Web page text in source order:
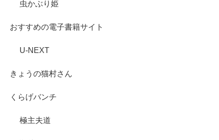
虫かぶり姫
おすすめの電子書籍サイト
U-NEXT
きょうの猫村さん
くらげバンチ
極主夫道